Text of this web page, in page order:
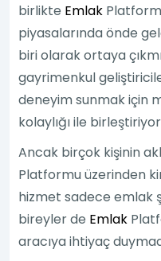
birlikte Emlak
piyasalarında önde
biri olarak ortaya
gayrimenkul
deneyim sunmak için
kolaylığı ile
Ancak birçok kişinin
Platformu üzerinden
hizmet sadece emlak
bireyler de Emlak
aracıya ihtiyaç